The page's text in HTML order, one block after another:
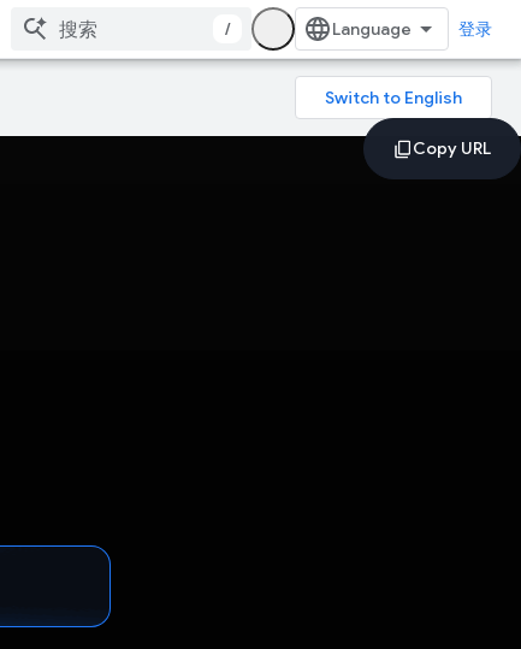
/ 登录